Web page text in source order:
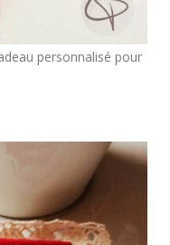
personnalisé pour